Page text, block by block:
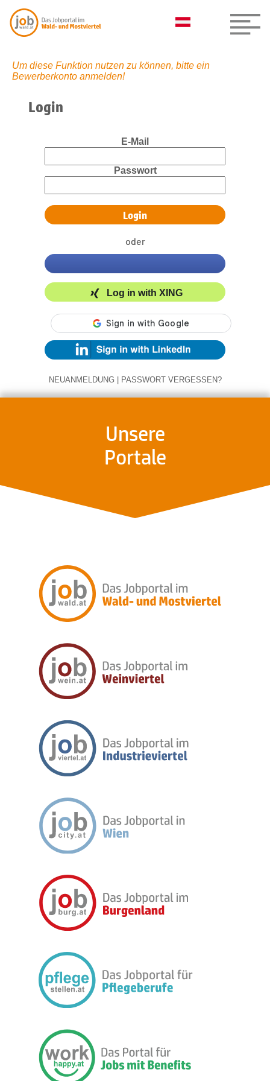
Um diese Funktion nutzen zu können, bitte ein
Bewerberkonto anmelden!
Login
E-Mail
Passwort
oder
Log in with XING
NEUANMELDUNG | PASSWORT VERGESSEN?
Unsere
Portale